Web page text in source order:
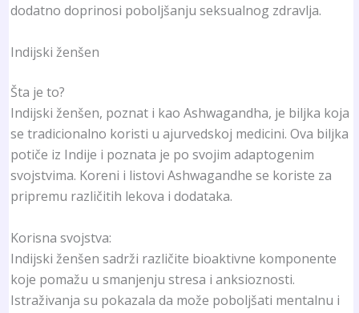
dodatno doprinosi poboljšanju seksualnog zdravlja.
Indijski ženšen
Šta je to?
Indijski ženšen, poznat i kao Ashwagandha, je biljka koja
se tradicionalno koristi u ajurvedskoj medicini. Ova biljka
potiče iz Indije i poznata je po svojim adaptogenim
svojstvima. Koreni i listovi Ashwagandhe se koriste za
pripremu različitih lekova i dodataka.
Korisna svojstva:
Indijski ženšen sadrži različite bioaktivne komponente
koje pomažu u smanjenju stresa i anksioznosti.
Istraživanja su pokazala da može poboljšati mentalnu i